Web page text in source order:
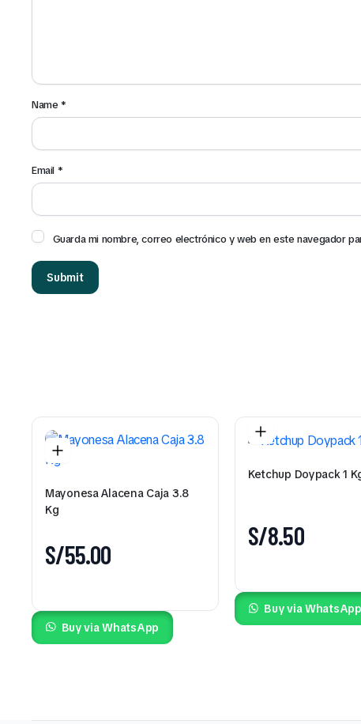
Name*
Email *
Guarda mi nombre, correo electrónico y web en este navegador
Mayonesa Alacena Caja 3.8
Kg
S/55.00
Buy via WhatsApp
Ketchup Doypack 1
S/8.50
Buy via WhatsApp